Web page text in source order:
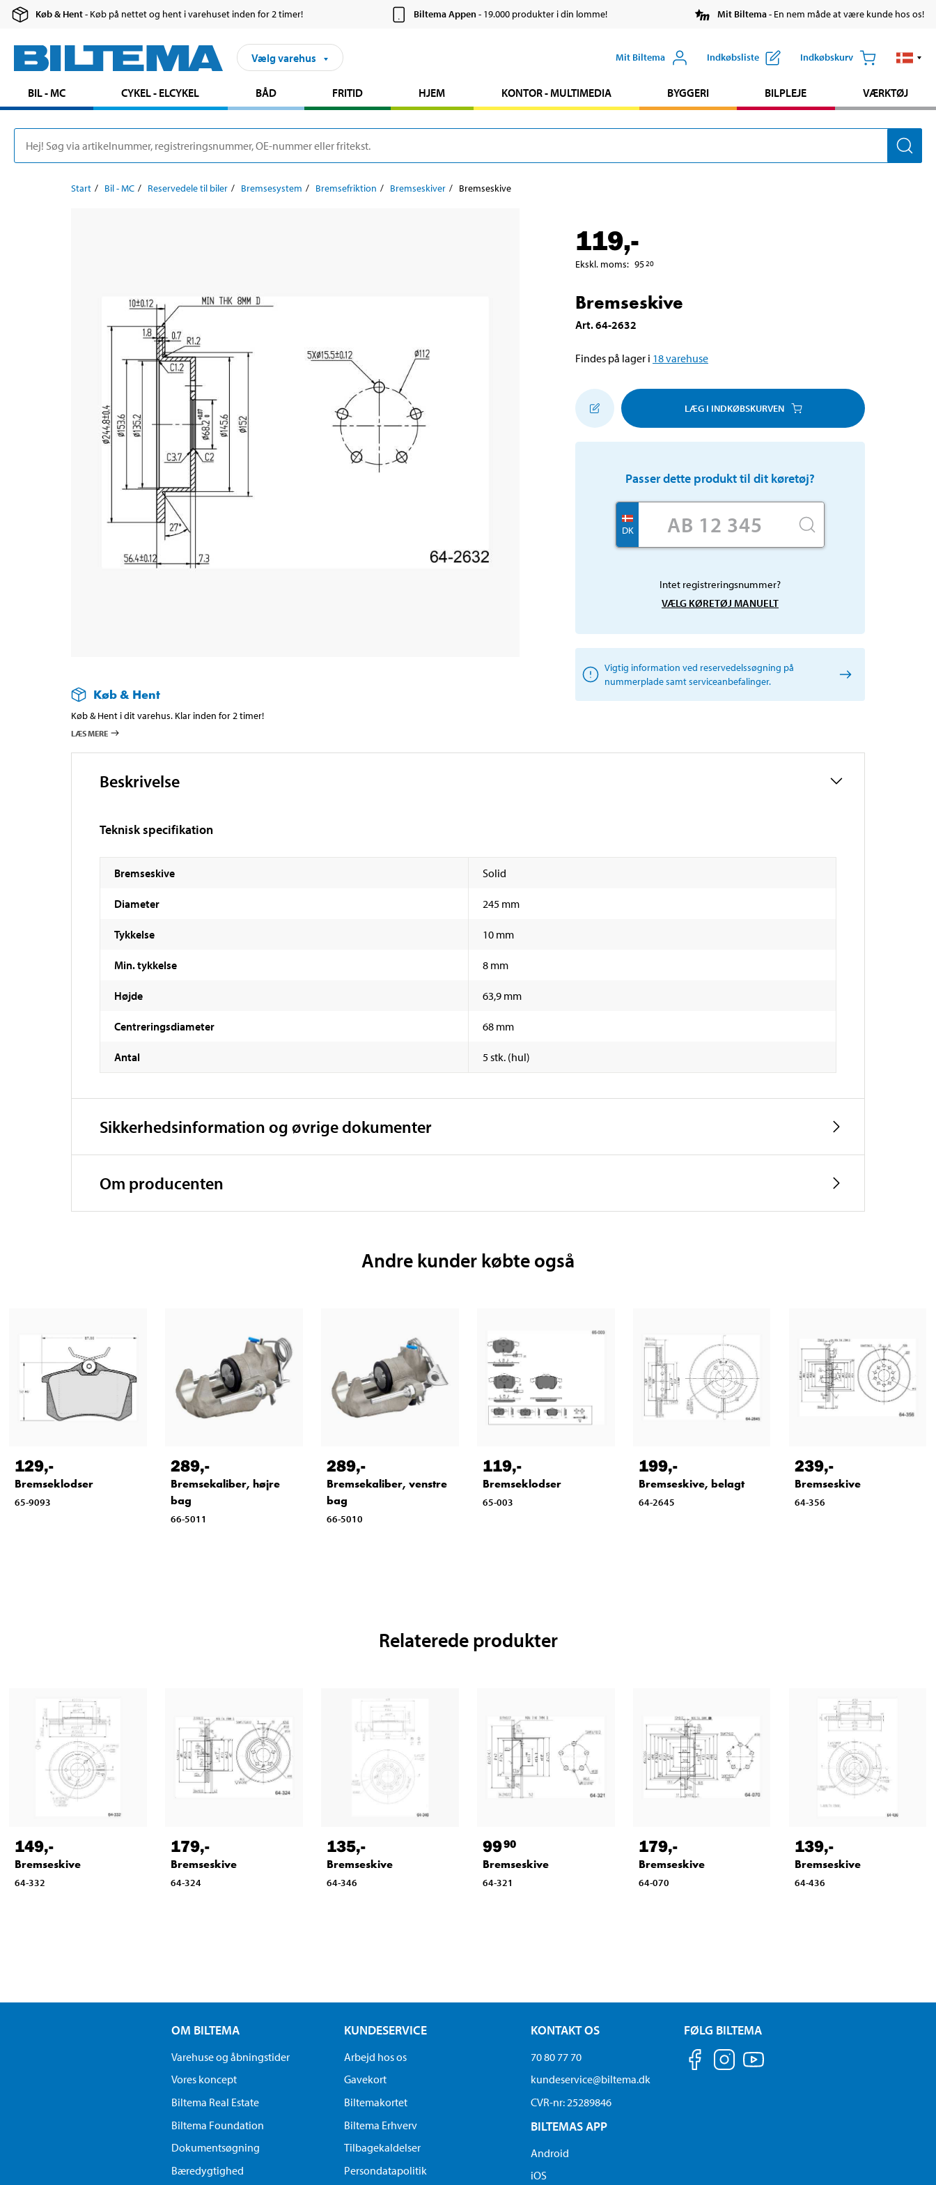
Køb & Hent- Køb på nettet og hent i varehuset inden for 2 timer! Biltema Appen- 19.000 produkter i din lomme! Mit Biltema- En nem måde at være kunde hos os!
Vælg varehus Mit Biltema Indkøbsliste Indkøbskurv
BIL - MC CYKEL - ELCYKEL BÅD FRITID HJEM KONTOR - MULTIMEDIA BYGGERI BILPLEJE VÆRKTØJ
Start Bil - MC Reservedele til biler Bremsesystem Bremsefriktion Bremseskiver Bremseskive
Køb & Hent
Køb & Hent i dit varehus. Klar inden for 2 timer!
LÆS MERE
119,-
Ekskl. moms: 95 20
Bremseskive
Art.64-2632
Findes på lager i 18varehuse
LÆG I INDKØBSKURVEN
Passer dette produkt til dit køretøj?
DK
Intet registreringsnummer?
VÆLG KØRETØJ MANUELT
Vigtig information ved reservedelssøgning på
nummerplade samt serviceanbefalinger.
Beskrivelse
Teknisk specifikation
Bremseskive Solid
Diameter 245 mm
Tykkelse 10 mm
Min. tykkelse 8 mm
Højde 63,9 mm
Centreringsdiameter 68 mm
Antal 5 stk. (hul)
Sikkerhedsinformation og øvrige dokumenter
Om producenten
Andre kunder købte også
129,-
Bremseklodser
65-9093
289,-
Bremsekaliber, højre
bag
66-5011
289,-
Bremsekaliber, venstre
bag
66-5010
119,-
Bremseklodser
65-003
199,-
Bremseskive, belagt
64-2645
239,-
Bremseskive
64-356
Relaterede produkter
149,-
Bremseskive
64-332
179,-
Bremseskive
64-324
135,-
Bremseskive
64-346
9990
Bremseskive
64-321
179,-
Bremseskive
64-070
139,-
Bremseskive
64-436
OM BILTEMA
Varehuse og åbningstider
Vores koncept
Biltema Real Estate
Biltema Foundation
Dokumentsøgning
Bæredygtighed
KUNDESERVICE
Arbejd hos os
Gavekort
Biltemakortet
Biltema Erhverv
Tilbagekaldelser
Persondatapolitik
KONTAKT OS
70 80 77 70
kundeservice@biltema.dk
CVR-nr: 25289846
BILTEMAS APP
Android
iOS
FØLG BILTEMA